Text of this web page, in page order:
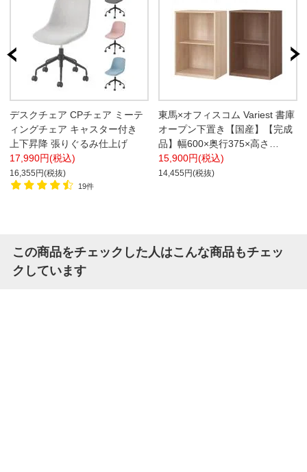
デスクチェア CPチェア ミーテ
ィングチェア キャスター付き
上下昇降 張りぐるみ仕上げ
17,990円(税込)
16,355円(税抜)
19件
東馬×オフィスコム Variest 書庫
オープン下置き【国産】【完成
品】幅600×奥行375×高さ
920mm キャビネット オフィス
木製 社長室
15,900円(税込)
14,455円(税抜)
この商品をチェックした人はこんな商品もチェッ
クしています